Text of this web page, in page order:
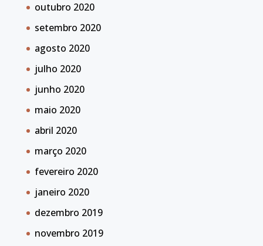
outubro 2020
setembro 2020
agosto 2020
julho 2020
junho 2020
maio 2020
abril 2020
março 2020
fevereiro 2020
janeiro 2020
dezembro 2019
novembro 2019